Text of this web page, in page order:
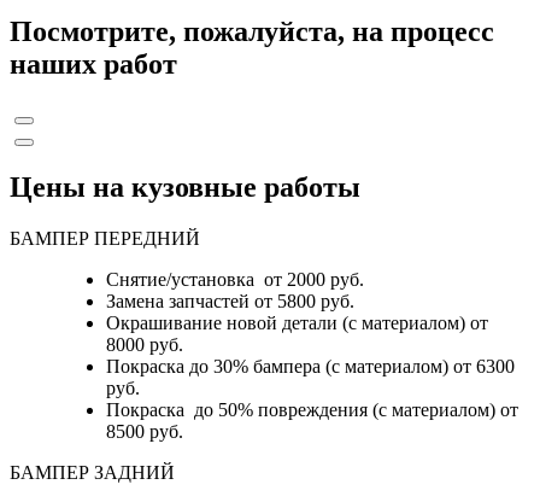
Посмотрите, пожалуйста, на процесс
наших работ
Цены на кузовные работы
БАМПЕР ПЕРЕДНИЙ
Снятие/установка от 2000 руб.
Замена запчастей от 5800 руб.
Окрашивание новой детали (с материалом) от
8000 руб.
Покраска до 30% бампера (с материалом) от 6300
руб.
Покраска до 50% повреждения (с материалом) от
8500 руб.
БАМПЕР ЗАДНИЙ